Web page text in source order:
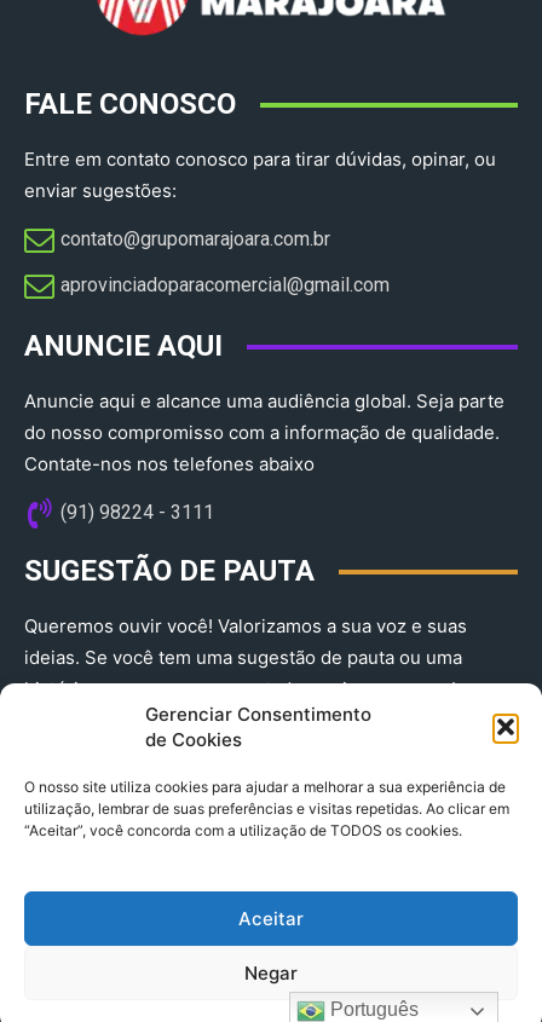
Gerenciar Consentimento
de Cookies
O nosso site utiliza cookies para ajudar a melhorar a sua experiência de
utilização, lembrar de suas preferências e visitas repetidas. Ao clicar em
“Aceitar”, você concorda com a utilização de TODOS os cookies.
Aceitar
Negar
FALE CONOSCO
Entre em contato conosco para tirar dúvidas, opinar, ou
enviar sugestões:
contato@grupomarajoara.com.br
aprovinciadoparacomercial@gmail.com​
ANUNCIE AQUI
Anuncie aqui e alcance uma audiência global. Seja parte
do nosso compromisso com a informação de qualidade.
Contate-nos nos telefones abaixo
(91) 98224 - 3111
SUGESTÃO DE PAUTA
Queremos ouvir você! Valorizamos a sua voz e suas
ideias. Se você tem uma sugestão de pauta ou uma
história que merece ser contada, envie-nos agora!
(91) 98224 - 3111
© 2025 A Província do Pará CNPJ: 04.901.141/0001-36 End .
Trav. Quintino Bocaiuva 2301, Ed. Rogério Fernandez – Sala
2701- Cremação – CEP 66045.315
Português